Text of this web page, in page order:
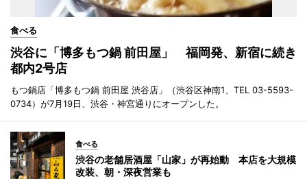
食べる
渋谷に「博多もつ鍋 前田屋」 福岡発、新宿に続き
都内2号店
もつ鍋店「博多もつ鍋 前田屋 渋谷店」（渋谷区神南1、TEL 03-5593-
0734）が7月19日、渋谷・神宮通りにオープンした。
食べる
渋谷の老舗居酒屋「山家」が再始動 本店を大規模
改装、朝・深夜営業も